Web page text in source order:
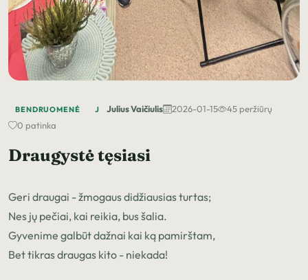
BENDRUOMENĖ J Julius Vaičiulis 2026-01-15
45 peržiūrų
0 patinka
Draugystė tęsiasi
Geri draugai - žmogaus didžiausias turtas;
Nes jų pečiai, kai reikia, bus šalia.
Gyvenime galbūt dažnai kai ką pamirštam,
Bet tikras draugas kito - niekada!